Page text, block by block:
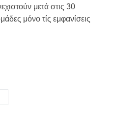
μετά στις 30
μόνο τίς εμφανίσεις